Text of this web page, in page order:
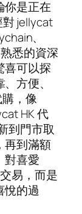
你是正在
jellycat
、
悉的資深
喜可以探
方便、
，像
HK 代
到門市取
再到滿額
對喜愛
易，而是
悅的過